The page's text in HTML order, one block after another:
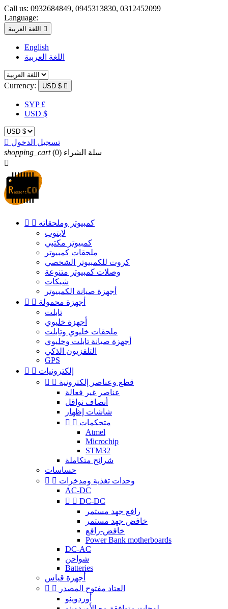
Call us: 0932684849, 0945313830, 0312452099
Language:
اللغة العربية 
English
اللغة العربية
Currency: USD $ 
SYP £
USD $
 تسجيل الدخول
shopping_cart
سلة الشراء (0)

  كمبيوتر وملحقاته
لابتوب
كمبيوتر مكتبي
ملحقات كمبيوتر
كروت للكمبيوتر الشخصي
وصلات كمبيوتر متنوعة
شبكات
أجهزة صيانة الكمبيوتر
  أجهزة محمولة
تابلت
أجهزة خليوي
ملحقات خليوي وتابلت
أجهزة صيانة تابلت وخليوي
التلفزيون الذكي
GPS
  إلكترونيات
  قطع وعناصر إلكترونية
عناصر غير فعالة
أنصاف نواقل
شاشات إظهار
  متحكمات
Atmel
Microchip
STM32
شرائح متكاملة
حساسات
  وحدات تغذية ومدخرات
AC-DC
  DC-DC
رافع جهد مستمر
خافض جهد مستمر
خافض-رافع
Power Bank motherboards
DC-AC
شواحن
Batteries
أجهزة قياس
 
العتاد مفتوح المصدر
أوردوينو